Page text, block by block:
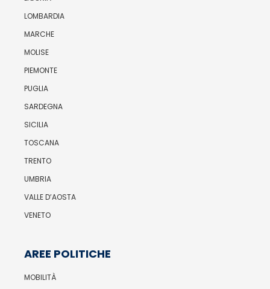
LOMBARDIA
MARCHE
MOLISE
PIEMONTE
PUGLIA
SARDEGNA
SICILIA
TOSCANA
TRENTO
UMBRIA
VALLE D’AOSTA
VENETO
AREE POLITICHE
MOBILITÀ